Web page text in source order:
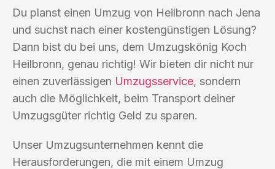
Du planst einen Umzug von Heilbronn nach Jena
und suchst nach einer kostengünstigen Lösung?
Dann bist du bei uns, dem Umzugskönig Koch
Heilbronn, genau richtig! Wir bieten dir nicht nur
einen zuverlässigen Umzugsservice, sondern
auch die Möglichkeit, beim Transport deiner
Umzugsgüter richtig Geld zu sparen.
Unser Umzugsunternehmen kennt die
Herausforderungen, die mit einem Umzug